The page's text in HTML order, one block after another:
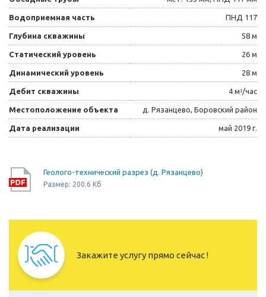
Водоприемная часть ПНД 117
Глубина скважины 58 м
Статический уровень 26 м
Динамический уровень 28 м
Дебит скважины 4 мᶟ/час
Местоположение объекта д. Рязанцево, Боровский район
Дата реализации май 2019 г.
Геолого-технический разрез (д. Рязанцево)
Размер: 200.6 Кб
Закажите услугу прямо сейчас !